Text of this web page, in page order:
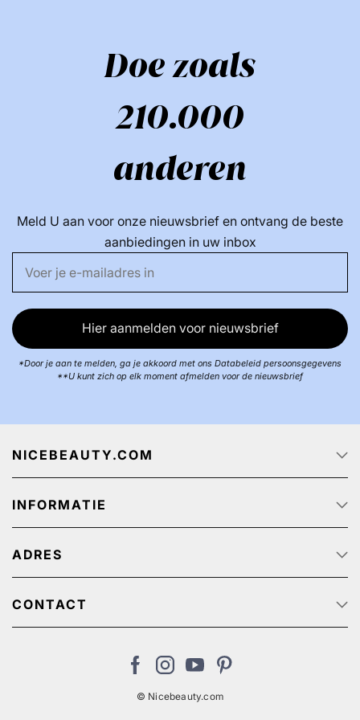
Doe zoals
210.000
anderen
Meld U aan voor onze nieuwsbrief en ontvang de beste
aanbiedingen in uw inbox
Hier aanmelden voor nieuwsbrief
*Door je aan te melden, ga je akkoord met ons Databeleid persoonsgegevens
**U kunt zich op elk moment afmelden voor de nieuwsbrief
NICEBEAUTY.COM
Startpagina
Over ons
Track & Trace
Reclame aanbiedingen
INFORMATIE
Klantenservice - Q & A
Privacy beleid
Algemene Voorwaarden
Retour
ADRES
NiceBeauty ApS
Stærevej 2,
6705 Esbjerg, Denmark
CONTACT
Klantenservice: (+31) 20 891 0380 (We speak English)
© Nicebeauty.com